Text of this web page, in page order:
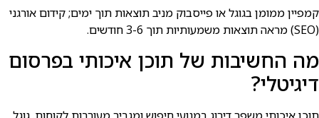
קמפיין ממומן בגוגל או פייסבוק מניב תוצאות תוך ימים; קידום אורגני
(SEO) מראה תוצאות משמעותיות תוך 3-6 חודשים.
מה החשיבות של תוכן איכותי בפרסום
דיגיטלי?